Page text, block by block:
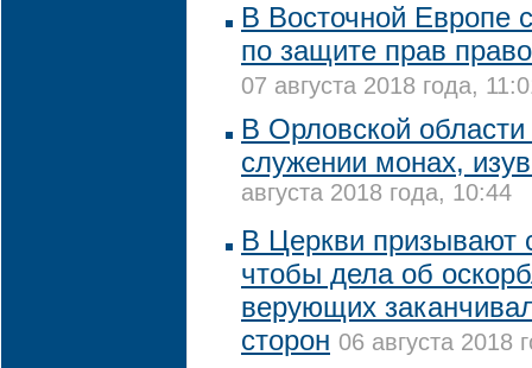
В Восточной Европе
по защите прав
07 августа 2018 года,
В Орловской
служении монах,
августа 2018 года, 10:44
В Церкви призывают
чтобы дела об
верующих
сторон 06 августа 2018